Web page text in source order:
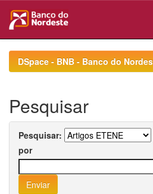
navigationDSpace - BNB - Banco do
Pesquisar
Pesquisar:
por